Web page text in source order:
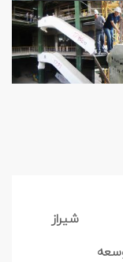
شیراز